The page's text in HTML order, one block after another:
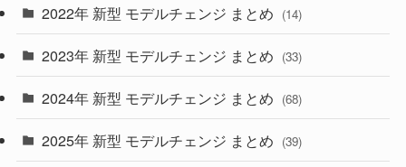
(9)
(22)
(4)
(9)
2022年 新型 モデルチェンジ まとめ (14)
2023年 新型 モデルチェンジ まとめ (33)
2024年 新型 モデルチェンジ まとめ (68)
2025年 新型 モデルチェンジ まとめ (39)